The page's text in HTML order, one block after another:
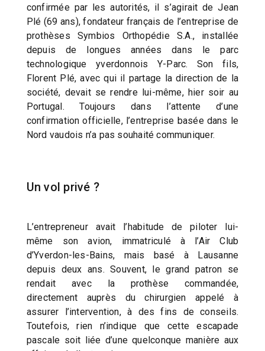
confirmée par les autorités, il s’agirait de Jean
Plé (69 ans), fondateur français de l’entreprise de
prothèses Symbios Orthopédie S.A., installée
depuis de longues années dans le parc
technologique yverdonnois Y-Parc. Son fils,
Florent Plé, avec qui il partage la direction de la
société, devait se rendre lui-même, hier soir au
Portugal. Toujours dans l’attente d’une
confirmation officielle, l’entreprise basée dans le
Nord vaudois n’a pas souhaité communiquer.
Un vol privé ?
L’entrepreneur avait l’habitude de piloter lui-
même son avion, immatriculé à l’Air Club
d’Yverdon-les-Bains, mais basé à Lausanne
depuis deux ans. Souvent, le grand patron se
rendait avec la prothèse commandée,
directement auprès du chirurgien appelé à
assurer l’intervention, à des fins de conseils.
Toutefois, rien n’indique que cette escapade
pascale soit liée d’une quelconque manière aux